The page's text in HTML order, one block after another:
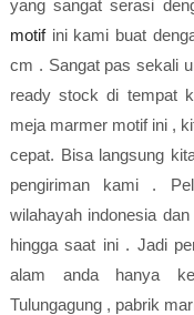
yang sangat serasi
motifini kami buat
cm . Sangat pas sekali
ready stock di tempat
meja marmer motif ini ,
cepat. Bisa langsung
pengiriman kami .
wilahayah indonesia
hingga saat ini . Jadi
alam anda hanya
Tulungagung , pabrik